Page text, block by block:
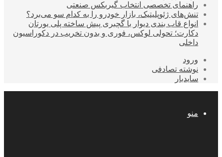
راهنمای تخصصی انتخاب گیربکس صنعتی
تنش‌های ژئوپلیتیک، بازار خودرو را به کدام سو می‌برد؟
انواع قاب بندی دیوار با گچبری پیش ساخته پلی یورتان
دکارت؛ تحولی لوکس، فوری و بدون تخریب در دکوراسیون
داخلی
ورود
نوشته تصادفی
سایدبار
منو